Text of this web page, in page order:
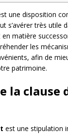
une disposition
s’avérer très utile
matière
les
afin de
patrimoine.
la clause
est une stipulation